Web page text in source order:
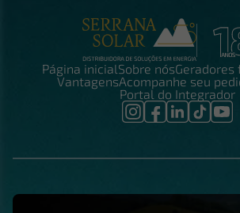
Página inicialSobre nós
VantagensAcompanhe seu
Portal do Integrador